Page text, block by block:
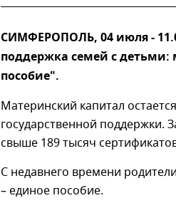
СИМФЕРОПОЛЬ, 04 июля -
поддержка семей с
пособие".
Материнский капитал
государственной
свыше 189 тысяч
С недавнего времени
– единое пособие.